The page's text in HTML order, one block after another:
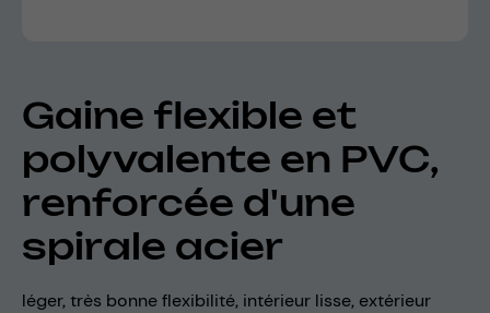
Gaine flexible et
polyvalente en PVC,
renforcée d'une
spirale acier
léger, très bonne flexibilité, intérieur lisse, extérieur